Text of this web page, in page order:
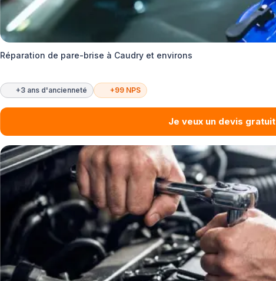
Réparation de pare-brise à Caudry et environs
+3 ans d'ancienneté +99 NPS
Je veux un devis gratuit